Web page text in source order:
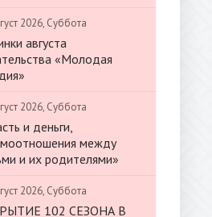
2026, Суббота
августа
«Молодая
2026, Суббота
и деньги,
между
и их родителями»
2026, Суббота
102 СЕЗОНА В